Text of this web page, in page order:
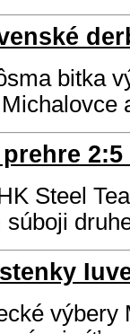
bitka
Steel
výbery